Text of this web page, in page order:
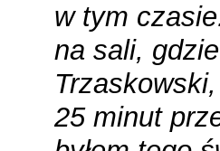
w tym
na sali,
25 minut